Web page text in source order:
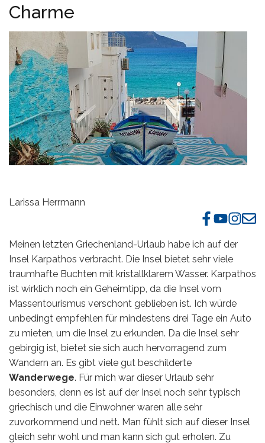
Zypern
Mykonos
Naxos
Paros
Patmos
Pilion
Santorin
Sifnos
Skopelos
Syros
Thassos
Tinos
Hochzeit
Villen
Inselhüpfen
Charme
Larissa Herrmann
Meinen letzten Griechenland-Urlaub habe ich auf der
Insel Karpathos verbracht. Die Insel bietet sehr viele
traumhafte Buchten mit kristallklarem Wasser. Karpathos
ist wirklich noch ein Geheimtipp, da die Insel vom
Massentourismus verschont geblieben ist. Ich würde
unbedingt empfehlen für mindestens drei Tage ein Auto
zu mieten, um die Insel zu erkunden. Da die Insel sehr
gebirgig ist, bietet sie sich auch hervorragend zum
Wandern an. Es gibt viele gut beschilderte
Wanderwege. Für mich war dieser Urlaub sehr
besonders, denn es ist auf der Insel noch sehr typisch
griechisch und die Einwohner waren alle sehr
zuvorkommend und nett. Man fühlt sich auf dieser Insel
gleich sehr wohl und man kann sich gut erholen. Zu